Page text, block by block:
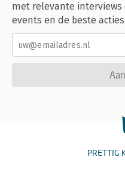
met relevante interviews
events en de beste
PRETTIG